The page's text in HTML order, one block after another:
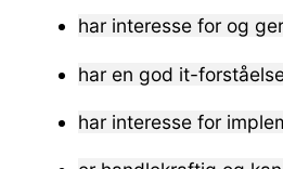
har interesse for og
har en god it-
har interesse for